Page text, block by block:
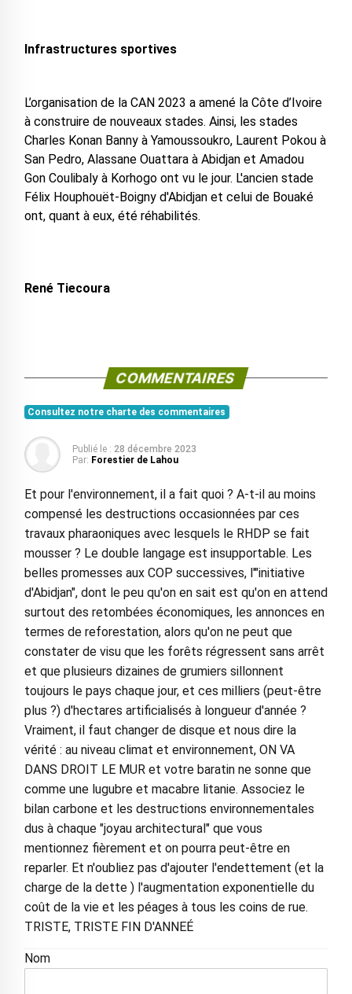
Infrastructures sportives
L’organisation de la CAN 2023 a amené la Côte d’Ivoire
à construire de nouveaux stades. Ainsi, les stades
Charles Konan Banny à Yamoussoukro, Laurent Pokou à
San Pedro, Alassane Ouattara à Abidjan et Amadou
Gon Coulibaly à Korhogo ont vu le jour. L'ancien stade
Félix Houphouët-Boigny d'Abidjan et celui de Bouaké
ont, quant à eux, été réhabilités.
René Tiecoura
COMMENTAIRES
Consultez notre charte des commentaires
Publié le : 28 décembre 2023
Par: Forestier de Lahou
Et pour l'environnement, il a fait quoi ? A-t-il au moins
compensé les destructions occasionnées par ces
travaux pharaoniques avec lesquels le RHDP se fait
mousser ? Le double langage est insupportable. Les
belles promesses aux COP successives, l'"initiative
d'Abidjan", dont le peu qu'on en sait est qu'on en attend
surtout des retombées économiques, les annonces en
termes de reforestation, alors qu'on ne peut que
constater de visu que les forêts régressent sans arrêt
et que plusieurs dizaines de grumiers sillonnent
toujours le pays chaque jour, et ces milliers (peut-être
plus ?) d'hectares artificialisés à longueur d'année ?
Vraiment, il faut changer de disque et nous dire la
vérité : au niveau climat et environnement, ON VA
DANS DROIT LE MUR et votre baratin ne sonne que
comme une lugubre et macabre litanie. Associez le
bilan carbone et les destructions environnementales
dus à chaque "joyau architectural" que vous
mentionnez fièrement et on pourra peut-être en
reparler. Et n'oubliez pas d'ajouter l'endettement (et la
charge de la dette ) l'augmentation exponentielle du
coût de la vie et les péages à tous les coins de rue.
TRISTE, TRISTE FIN D'ANNEÉ
Nom